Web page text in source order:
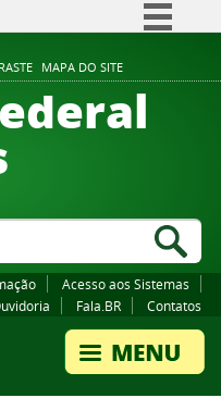
MAPA DO SITE
Comunica BR
Participe
Canais
Acesso aos Sistemas
Fala.BR Contatos